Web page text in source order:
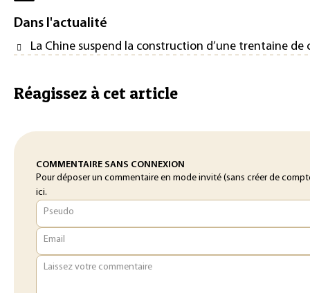
Dans l'actualité
La Chine suspend la construction d’une trentaine de
Réagissez à cet article
COMMENTAIRE SANS CONNEXION
Pour déposer un commentaire en mode invité (sans créer de
ici.
Pseudo
Email
Laissez votre commentaire